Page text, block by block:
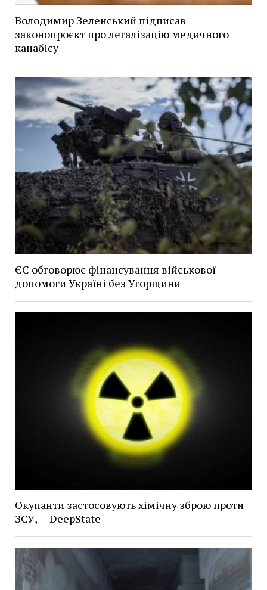
Володимир Зеленський підписав
законопроєкт про легалізацію медичного
канабісу
ЄС обговорює фінансування військової
допомоги Україні без Угорщини
Окупанти застосовують хімічну зброю проти
ЗСУ, — DeepState